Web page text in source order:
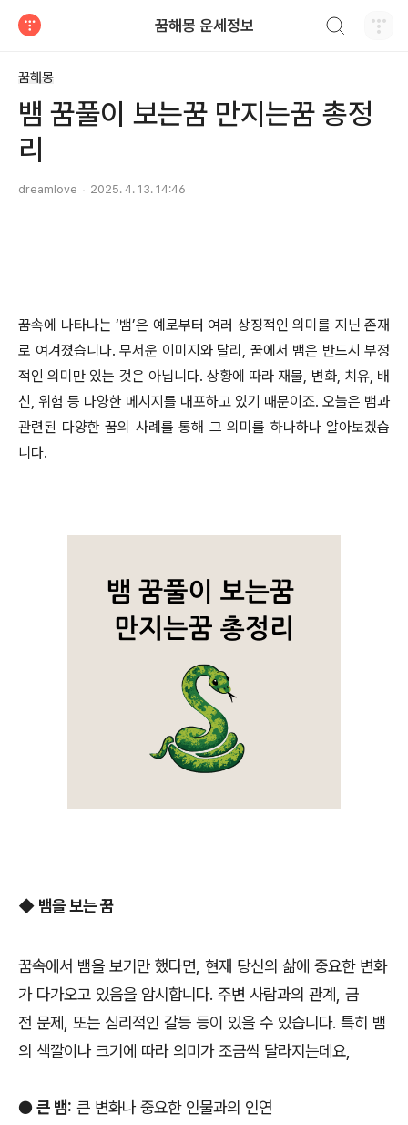
꿈해몽 운세정보
꿈해몽
뱀 꿈풀이 보는꿈 만지는꿈 총정
리
dreamlove 2025. 4. 13. 14:46
꿈속에 나타나는 ‘뱀’은 예로부터 여러 상징적인 의미를 지닌 존재
로 여겨졌습니다. 무서운 이미지와 달리, 꿈에서 뱀은 반드시 부정
적인 의미만 있는 것은 아닙니다. 상황에 따라 재물, 변화, 치유, 배
신, 위험 등 다양한 메시지를 내포하고 있기 때문이죠. 오늘은 뱀과
관련된 다양한 꿈의 사례를 통해 그 의미를 하나하나 알아보겠습
니다.
◆ 뱀을 보는 꿈
꿈속에서 뱀을 보기만 했다면, 현재 당신의 삶에 중요한 변화
가 다가오고 있음을 암시합니다. 주변 사람과의 관계, 금
전 문제, 또는 심리적인 갈등 등이 있을 수 있습니다. 특히 뱀
의 색깔이나 크기에 따라 의미가 조금씩 달라지는데요,
● 큰 뱀: 큰 변화나 중요한 인물과의 인연